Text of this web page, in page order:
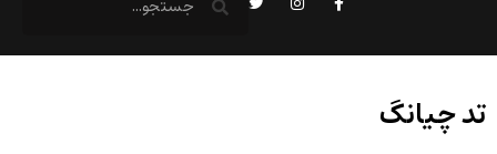
تد چیانگ